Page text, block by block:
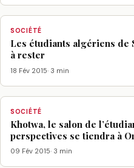
SOCIÉTÉ
Les étudiants algériens de
à rester
18 Fév 2015· 3 min
SOCIÉTÉ
Khotwa, le salon de
perspectives se tiendra à
09 Fév 2015· 3 min